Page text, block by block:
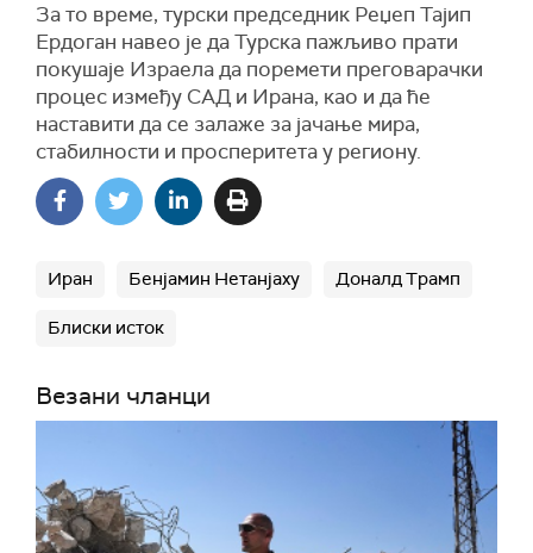
За то време, турски председник Реџеп Тајип
Ердоган навео је да Турска пажљиво прати
покушаје Израела да поремети преговарачки
процес између САД и Ирана, као и да ће
наставити да се залаже за јачање мира,
стабилности и просперитета у региону.
Иран Бенјамин Нетанјаху Доналд Трамп
Блиски исток
Везани чланци